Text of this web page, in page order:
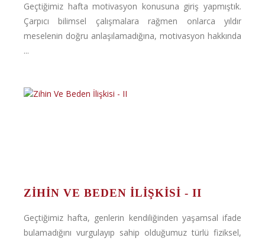
Geçtiğimiz hafta motivasyon konusuna giriş yapmıştık.
Çarpıcı bilimsel çalışmalara rağmen onlarca yıldır
meselenin doğru anlaşılamadığına, motivasyon hakkında
...
ZIHIN VE BEDEN İLIŞKISI - II
Geçtiğimiz hafta, genlerin kendiliğinden yaşamsal ifade
bulamadığını vurgulayıp sahip olduğumuz türlü fiziksel,